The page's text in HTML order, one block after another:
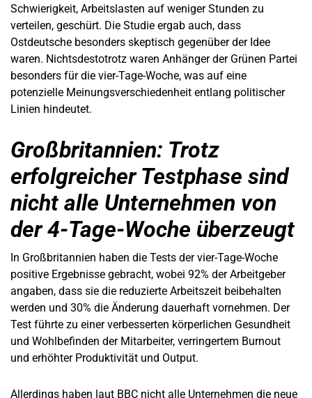
Schwierigkeit, Arbeitslasten auf weniger Stunden zu
verteilen, geschürt. Die Studie ergab auch, dass
Ostdeutsche besonders skeptisch gegenüber der Idee
waren. Nichtsdestotrotz waren Anhänger der Grünen Partei
besonders für die vier-Tage-Woche, was auf eine
potenzielle Meinungsverschiedenheit entlang politischer
Linien hindeutet.
Großbritannien: Trotz
erfolgreicher Testphase sind
nicht alle Unternehmen von
der 4-Tage-Woche überzeugt
In Großbritannien haben die Tests der vier-Tage-Woche
positive Ergebnisse gebracht, wobei 92% der Arbeitgeber
angaben, dass sie die reduzierte Arbeitszeit beibehalten
werden und 30% die Änderung dauerhaft vornehmen. Der
Test führte zu einer verbesserten körperlichen Gesundheit
und Wohlbefinden der Mitarbeiter, verringertem Burnout
und erhöhter Produktivität und Output.
Allerdings haben laut BBC nicht alle Unternehmen die neue